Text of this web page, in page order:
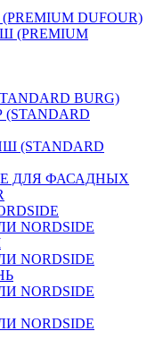
DUFOUR)
BURG)
(STANDARD
ДЛЯ ФАСАДНЫХ
NORDSIDE
NORDSIDE
NORDSIDE
NORDSIDE